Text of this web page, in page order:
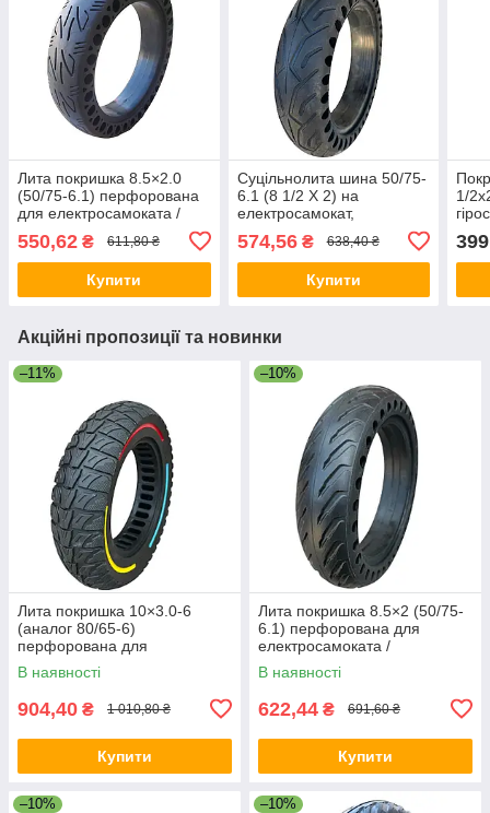
Лита покришка 8.5×2.0
(50/75-6.1) перфорована
для електросамоката /
550,62 ₴ 611,80 ₴
Купити
Суцільнолита шина 50/75-
6.1 (8 1/2 X 2) на
електросамокат,
574,56₴ 638,40 ₴
Купити
1/
399
Акційні пропозиції та новинки
–11%
Лита покришка 10×3.0-6
(аналог 80/65-6)
перфорована для
електросамоката /
гіроскутера
В наявності
904,40 ₴ 1 010,80 ₴
Купити
–10%
Лита покришка 8.5×2 (50/75-
6.1) перфорована для
електросамоката /
гіроскутера з диском 6.1
дюйм
В наявності
622,44 ₴ 691,60 ₴
Купити
–10% –10%